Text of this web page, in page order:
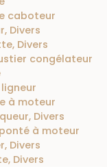
caboteur
Divers
Divers
congélateur
à moteur
Divers
à moteur
Divers
Divers